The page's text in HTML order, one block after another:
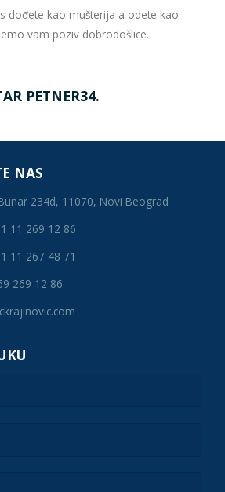
dođete kao mušterija a odete kao
vam poziv dobrodošlice.
PETNER34.
NAS
234d, 11070, Novi Beograd
11 269 12 86
11 267 48 71
269 12 86